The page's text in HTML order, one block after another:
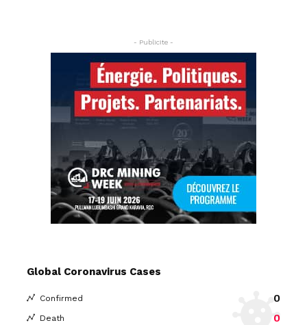
- Publicite -
Global Coronavirus Cases
Confirmed 0
Death 0